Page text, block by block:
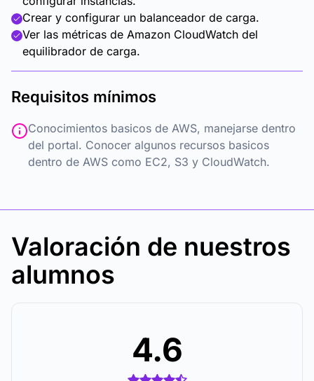
Crear y configurar un balanceador de carga.
Ver las métricas de Amazon CloudWatch del
equilibrador de carga.
Requisitos mínimos
Conocimientos basicos de AWS, manejarse dentro
del portal. Conocer algunos recursos basicos
dentro de AWS como EC2, S3 y CloudWatch.
Valoración de nuestros
alumnos
4.6